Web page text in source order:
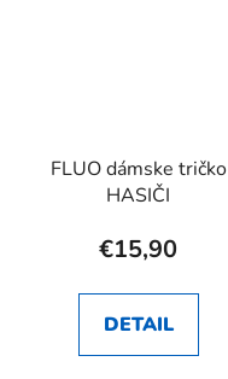
FLUO dámske tričko
HASIČI
€15,90
DETAIL